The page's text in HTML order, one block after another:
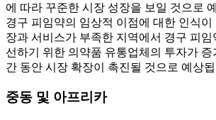
에 따라 꾸준한 시장 성장을 보일 것으로
경구 피임약의 임상적 이점에 대한 인식이
장과 서비스가 부족한 지역에서 경구 피임
선하기 위한 의약품 유통업체의 투자가 증
간 동안 시장 확장이 촉진될 것으로 예상
중동 및 아프리카